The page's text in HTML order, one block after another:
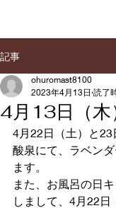
記事
4月13日（木
ohuromast8100
2023年4月13日 読了
4月22日（土）と
酸泉にて、ラベン
ます。
また、お風呂の日
しまして、4月22日